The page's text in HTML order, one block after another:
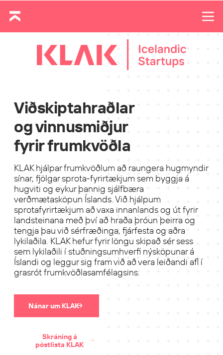
Viðskiptahraðlar
og vinnusmiðjur
fyrir frumkvöðla
KLAK hjálpar frumkvöðlum að raungera hugmyndir
sínar, fjölgar sprota-fyrirtækjum sem byggja á
hugviti og eykur þannig sjálfbæra
verðmætasköpun Íslands. Við hjálpum
sprotafyrirtækjum að vaxa innanlands og út fyrir
landsteinana með því að hraða þróun þeirra og
tengja þau við sérfræðinga, fjárfesta og aðra
lykilaðila. KLAK hefur fyrir löngu skipað sér sess
sem lykilaðili í stuðningsumhverfi nýsköpunar á
Íslandi og leggur sig fram við að vera leiðandi afl í
grasrót frumkvöðlasamfélagsins.
Nánar um KLAK
Skráning á
póstlista KLAK